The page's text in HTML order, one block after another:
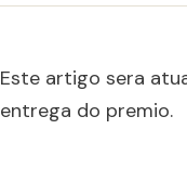
Este artigo sera
entrega do premio.